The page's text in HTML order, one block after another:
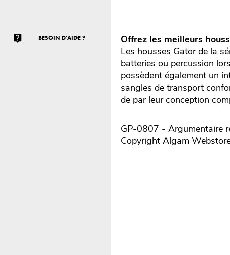
BESOIN D'AIDE ?
Offrez les meilleurs
Les housses Gator de la
batteries ou percussion
possèdent également un
sangles de transport
de par leur conception
GP-0807 - Argumentaire
Copyright Algam